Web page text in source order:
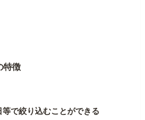
特徴
で絞り込むことができる